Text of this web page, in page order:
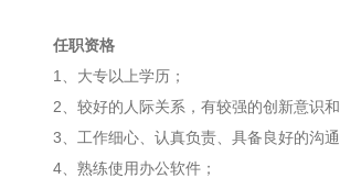
任职资格
1、大专以上学历；
2、较好的人际关系，有较强的创新意识和
3、工作细心、认真负责、具备良好的沟通
4、熟练使用办公软件；